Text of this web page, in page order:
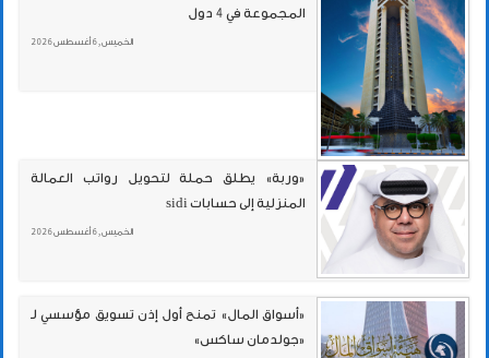
المجموعة في 4 دول
الخميس , 6 أغسطس 2026
«وربة» يطلق حملة لتحويل رواتب العمالة
المنزلية إلى حسابات sidi
الخميس , 6 أغسطس 2026
«أسواق المال» تمنح أول إذن تسويق مؤسسي لـ
«جولدمان ساكس»